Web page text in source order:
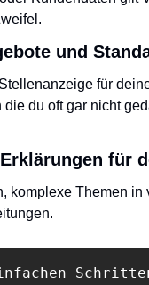
und
für
du oft gar nicht
für
komplexe Themen